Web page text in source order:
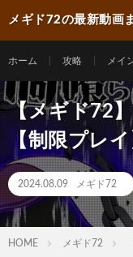
メギド72の最新動画
ホーム 攻略 メイ
【メギド72
【制限プレ
2024.08.09 メギド72
HOME メギド72